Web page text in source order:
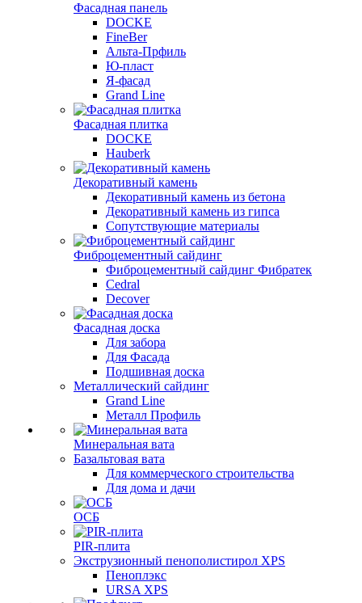
Фасадная панель
DOCKE
FineBer
Альта-Прфиль
Ю-пласт
Я-фасад
Grand Line
Фасадная плитка
DOCKE
Hauberk
Декоративный камень
Декоративный камень из бетона
Декоративный камень из гипса
Сопутствующие материалы
Фиброцементный сайдинг
Фиброцементный сайдинг Фибратек
Cedral
Decover
Фасадная доска
Для забора
Для Фасада
Подшивная доска
Металлический сайдинг
Grand Line
Металл Профиль
Минеральная вата
Базальтовая вата
Для коммерческого строительства
Для дома и дачи
ОСБ
PIR-плита
Экструзионный пенополистирол XPS
Пеноплэкс
URSA XPS